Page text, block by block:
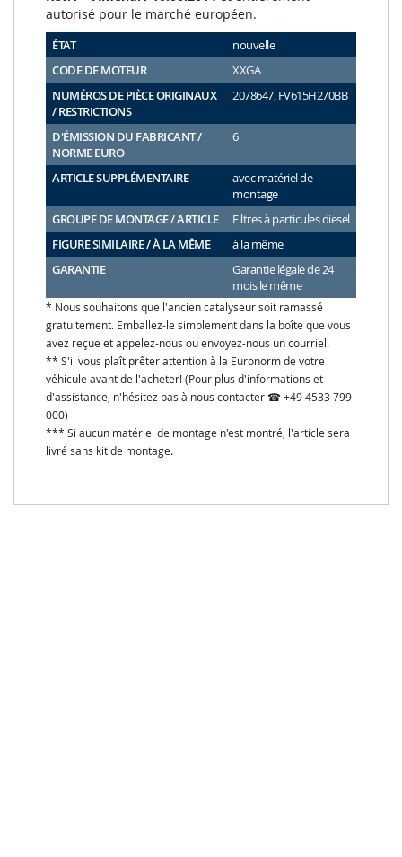
autorisé pour le marché européen.
ÉTAT
nouvelle
CODE DE MOTEUR
XXGA
NUMÉROS DE PIÈCE ORIGINAUX
/ RESTRICTIONS
2078647, FV615H270BB
D'ÉMISSION DU FABRICANT /
NORME EURO
6
ARTICLE SUPPLÉMENTAIRE
avec matériel de
montage
GROUPE DE MONTAGE / ARTICLE
Filtres à particules diesel
FIGURE SIMILAIRE / À LA MÊME
à la même
GARANTIE
Garantie légale de 24
mois le même
* Nous souhaitons que l'ancien catalyseur soit ramassé
gratuitement. Emballez-le simplement dans la boîte que vous
avez reçue et appelez-nous ou envoyez-nous un courriel.
** S'il vous plaît prêter attention à la Euronorm de votre
véhicule avant de l'acheter! (Pour plus d'informations et
d'assistance, n'hésitez pas à nous contacter ☎ +49 4533 799
000)
*** Si aucun matériel de montage n'est montré, l'article sera
livré sans kit de montage.